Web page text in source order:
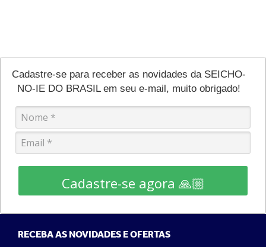
Cadastre-se para receber as novidades da SEICHO-
NO-IE DO BRASIL em seu e-mail, muito obrigado!
Cadastre-se agora 🙏🏼
RECEBA AS NOVIDADES E OFERTAS